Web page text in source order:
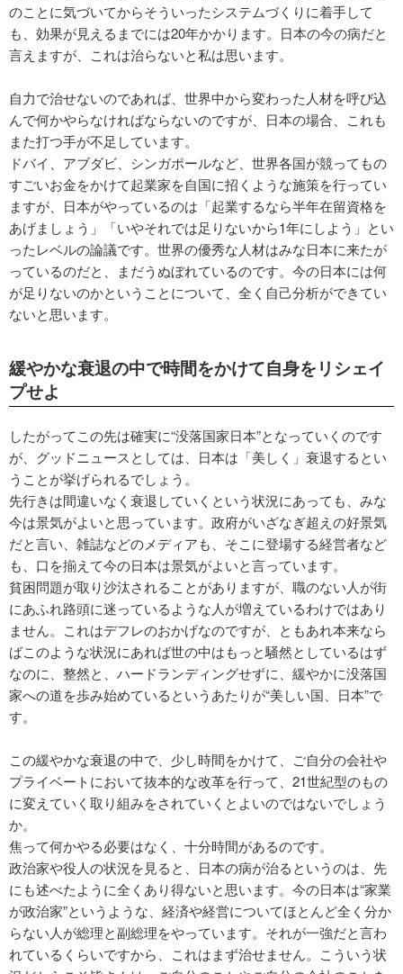
のことに気づいてからそういったシステムづくりに着手して
も、効果が見えるまでには20年かかります。日本の今の病だと
言えますが、これは治らないと私は思います。
自力で治せないのであれば、世界中から変わった人材を呼び込
んで何かやらなければならないのですが、日本の場合、これも
また打つ手が不足しています。
ドバイ、アブダビ、シンガポールなど、世界各国が競ってもの
すごいお金をかけて起業家を自国に招くような施策を行ってい
ますが、日本がやっているのは「起業するなら半年在留資格を
あげましょう」「いやそれでは足りないから1年にしよう」とい
ったレベルの論議です。世界の優秀な人材はみな日本に来たが
っているのだと、まだうぬぼれているのです。今の日本には何
が足りないのかということについて、全く自己分析ができてい
ないと思います。
緩やかな衰退の中で時間をかけて自身をリシェイ
プせよ
したがってこの先は確実に“没落国家日本”となっていくのです
が、グッドニュースとしては、日本は「美しく」衰退するとい
うことが挙げられるでしょう。
先行きは間違いなく衰退していくという状況にあっても、みな
今は景気がよいと思っています。政府がいざなぎ超えの好景気
だと言い、雑誌などのメディアも、そこに登場する経営者など
も、口を揃えて今の日本は景気がよいと言っています。
貧困問題が取り沙汰されることがありますが、職のない人が街
にあふれ路頭に迷っているような人が増えているわけではあり
ません。これはデフレのおかげなのですが、ともあれ本来なら
ばこのような状況にあれば世の中はもっと騒然としているはず
なのに、整然と、ハードランディングせずに、緩やかに没落国
家への道を歩み始めているというあたりが“美しい国、日本”で
す。
この緩やかな衰退の中で、少し時間をかけて、ご自分の会社や
プライベートにおいて抜本的な改革を行って、21世紀型のもの
に変えていく取り組みをされていくとよいのではないでしょう
か。
焦って何かやる必要はなく、十分時間があるのです。
政治家や役人の状況を見ると、日本の病が治るというのは、先
にも述べたように全くあり得ないと思います。今の日本は“家業
が政治家”というような、経済や経営についてほとんど全く分か
らない人が総理と副総理をやっています。それが一強だと言わ
れているくらいですから、これはまず治せません。こういう状